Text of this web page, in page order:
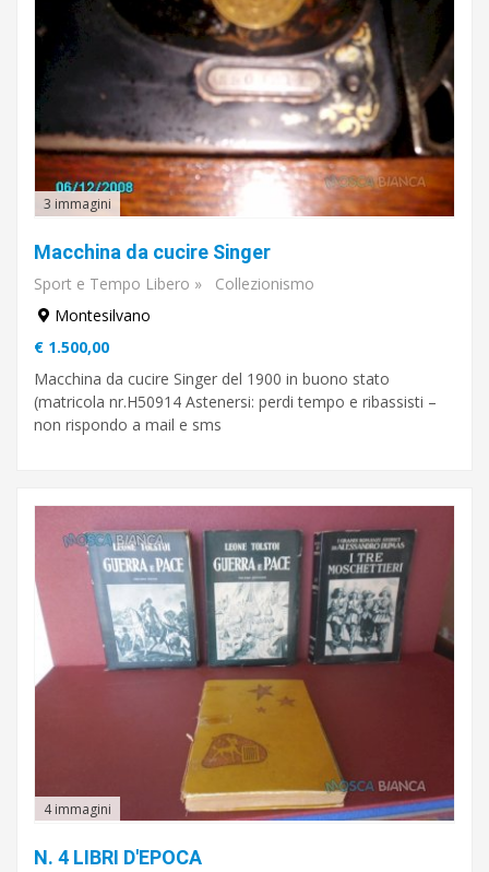
3 immagini
Macchina da cucire Singer
Sport e Tempo Libero »
Collezionismo
Montesilvano
€ 1.500,00
Macchina da cucire Singer del 1900 in buono stato
(matricola nr.H50914 Astenersi: perdi tempo e ribassisti –
non rispondo a mail e sms
4 immagini
N. 4 LIBRI D'EPOCA